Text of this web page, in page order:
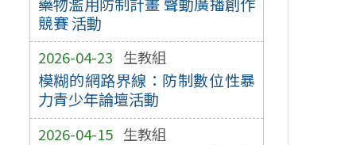
競賽 活動
2026-04-23 生教組
模糊的網路界線：防制數位性暴
力青少年論壇活動
2026-04-15 生教組